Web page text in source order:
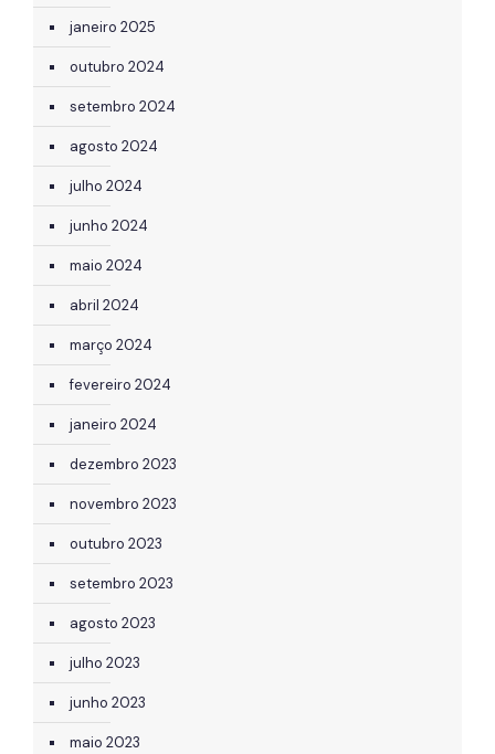
janeiro 2025
outubro 2024
setembro 2024
agosto 2024
julho 2024
junho 2024
maio 2024
abril 2024
março 2024
fevereiro 2024
janeiro 2024
dezembro 2023
novembro 2023
outubro 2023
setembro 2023
agosto 2023
julho 2023
junho 2023
maio 2023